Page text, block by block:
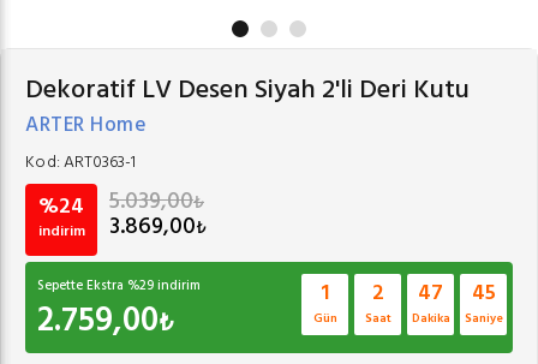
Dekoratif LV Desen Siyah 2'li Deri Kutu
ARTER Home
Kod:ART0363-1
%24
indirim
5.039,00₺
3.869,00₺
Sepette Ekstra %29indirim
2.759,00₺
1
Gün
2
Saat
47
Dakika
45
Saniye